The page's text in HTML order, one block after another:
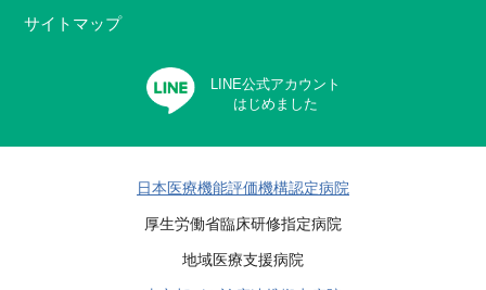
サイトマップ
LINE公式アカウント
はじめました
日本医療機能評価機構認定病院
厚生労働省臨床研修指定病院
地域医療支援病院